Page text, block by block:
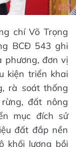
chí Võ Trọng
BCĐ 543 ghi
phương, đơn vị
kiện triển khai
rà soát thống
đất nông
mục đích sử
đất đắp nền
khối lượng bồi